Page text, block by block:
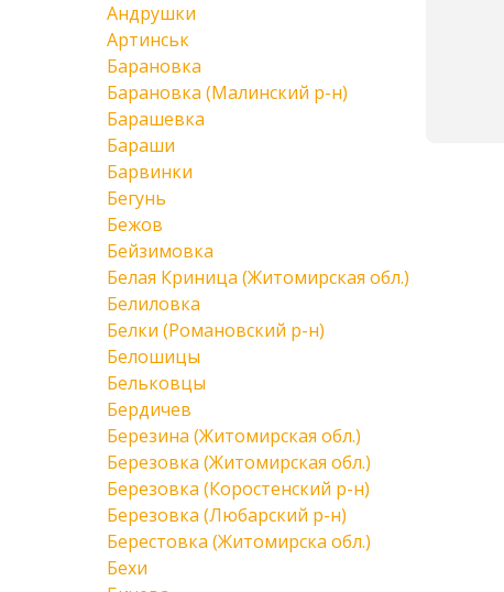
Андрушки
Артинськ
Барановка
Барановка (Малинский р-н)
Барашевка
Бараши
Барвинки
Бегунь
Бежов
Бейзимовка
Белая Криница (Житомирская обл.)
Белиловка
Белки (Романовский р-н)
Белошицы
Бельковцы
Бердичев
Березина (Житомирская обл.)
Березовка (Житомирская обл.)
Березовка (Коростенский р-н)
Березовка (Любарский р-н)
Берестовка (Житомирска обл.)
Бехи